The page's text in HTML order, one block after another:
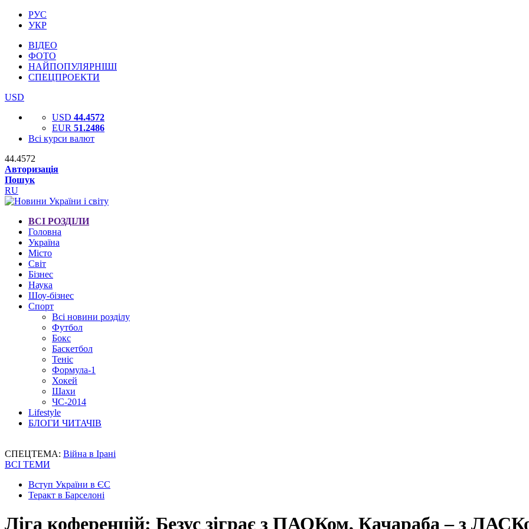
РУС
УКР
ВІДЕО
ФОТО
НАЙПОПУЛЯРНІШІ
СПЕЦПРОЕКТИ
USD
USD 44.4572
EUR 51.2486
Всі курси валют
44.4572
Авторизація
Пошук
RU
ВСІ РОЗДІЛИ
Головна
Україна
Місто
Світ
Бізнес
Наука
Шоу-бізнес
Спорт
Всі новини розділу
Футбол
Бокс
Баскетбол
Теніс
Формула-1
Хокей
Шахи
ЧС-2014
Lifestyle
БЛОГИ ЧИТАЧІВ
СПЕЦТЕМА: Війна в Ірані
ВСІ ТЕМИ
Вступ України в ЄС
Теракт в Барселоні
Ліга коференцій: Безус зіграє з ПАОКом, Качараба – з